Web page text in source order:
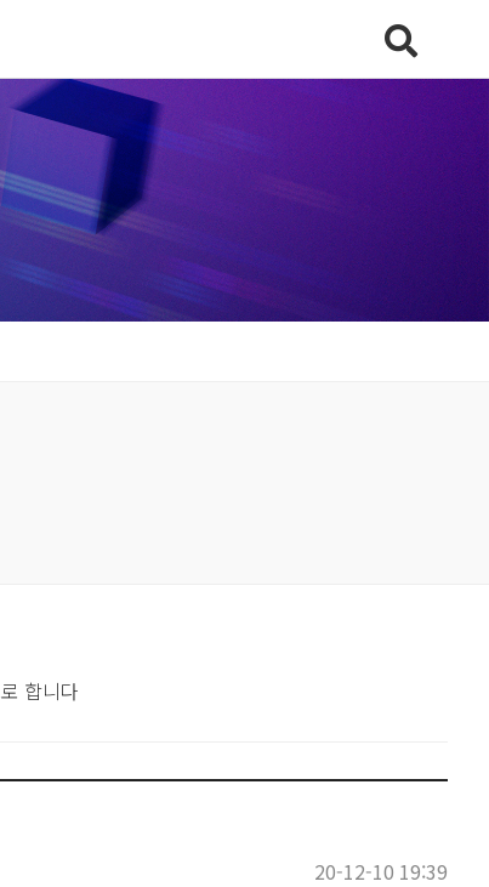
합니다
20-12-10 19:39